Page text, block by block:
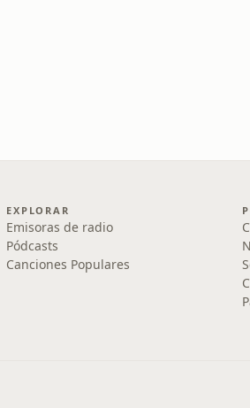
EXPLORAR
Emisoras de radio
Pódcasts
Canciones Populares